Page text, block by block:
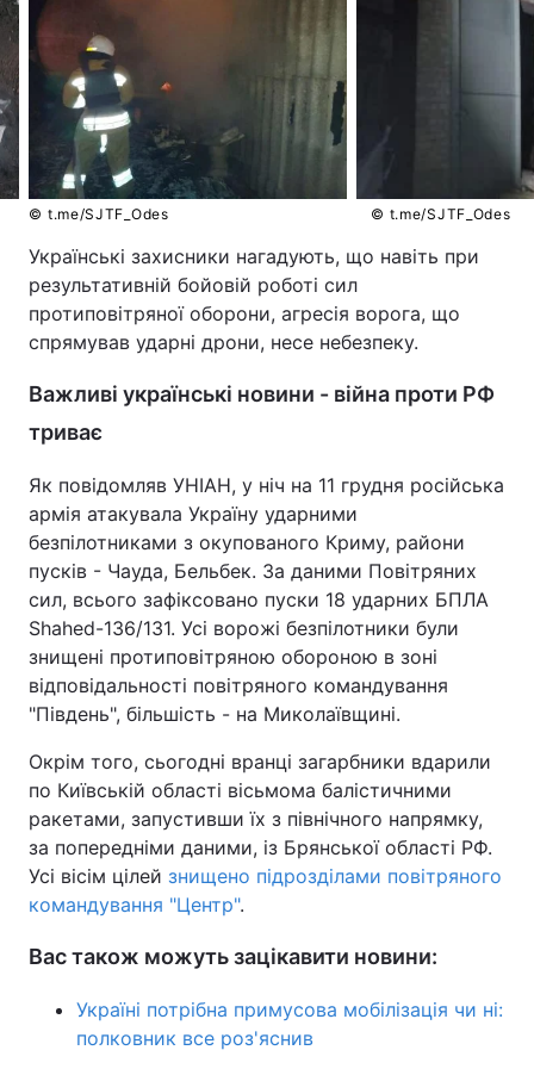
© t.me/SJTF_Odes © t.me/SJTF_Odes
Українські захисники нагадують, що навіть при
результативній бойовій роботі сил
протиповітряної оборони, агресія ворога, що
спрямував ударні дрони, несе небезпеку.
Важливі українські новини - війна проти РФ
триває
Як повідомляв УНІАН, у ніч на 11 грудня російська
армія атакувала Україну ударними
безпілотниками з окупованого Криму, райони
пусків - Чауда, Бельбек. За даними Повітряних
сил, всього зафіксовано пуски 18 ударних БПЛА
Shahed-136/131. Усі ворожі безпілотники були
знищені протиповітряною обороною в зоні
відповідальності повітряного командування
"Південь", більшість - на Миколаївщині.
Окрім того, сьогодні вранці загарбники вдарили
по Київській області вісьмома балістичними
ракетами, запустивши їх з північного напрямку,
за попередніми даними, із Брянської області РФ.
Усі вісім цілей знищено підрозділами повітряного
командування "Центр".
Вас також можуть зацікавити новини:
Україні потрібна примусова мобілізація чи ні:
полковник все роз'яснив